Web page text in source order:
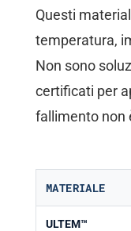
Questi
temperatura,
Non sono
certificati per
fallimento non
MATERIALE
ULTEM™